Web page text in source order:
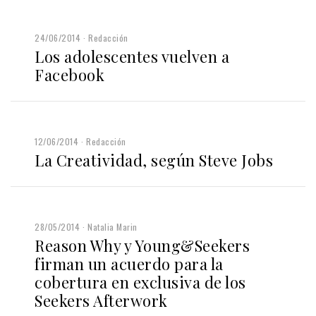
24/06/2014 Redacción
Los adolescentes vuelven a
Facebook
12/06/2014 Redacción
La Creatividad, según Steve Jobs
28/05/2014 Natalia Marin
Reason Why y Young&Seekers
firman un acuerdo para la
cobertura en exclusiva de los
Seekers Afterwork